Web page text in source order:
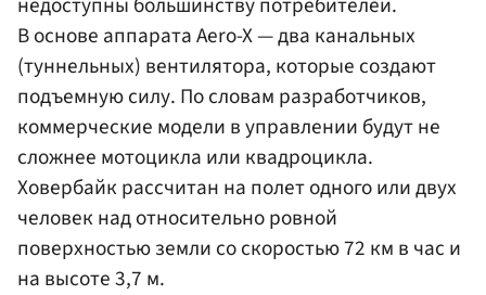
В основе аппарата Aero-X — два канальных
(туннельных) вентилятора, которые создают
подъемную силу. По словам разработчиков,
коммерческие модели в управлении будут не
сложнее мотоцикла или квадроцикла.
Ховербайк рассчитан на полет одного или двух
человек над относительно ровной
поверхностью земли со скоростью 72 км в час и
на высоте 3,7 м.